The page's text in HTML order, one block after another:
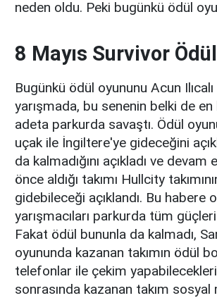
neden oldu. Peki bugünkü ödül
8 Mayıs Survivor
Bugünkü ödül oyununu Acun
yarışmada, bu senenin belki de
adeta parkurda savaştı. Ödül
uçak ile İngiltere'ye gideceğini
da kalmadığını açıkladı ve
önce aldığı takımı Hullcity
gidebileceği açıklandı. Bu habere
yarışmacıları parkurda tüm
Fakat ödül bununla da kalmadı,
oyununda kazanan takımın ödül
telefonlar ile çekim yapabilecekleri
sonrasında kazanan takım